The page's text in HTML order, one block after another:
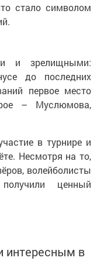
стало символом
и зрелищными:
до последних
первое место
– Муслюмова,
в турнире и
Несмотря на то,
волейболисты
ценный
интересным в